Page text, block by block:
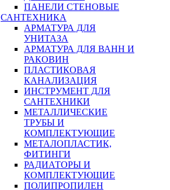
ПАНЕЛИ СТЕНОВЫЕ
САНТЕХНИКА
АРМАТУРА ДЛЯ
УНИТАЗА
АРМАТУРА ДЛЯ ВАНН И
РАКОВИН
ПЛАСТИКОВАЯ
КАНАЛИЗАЦИЯ
ИНСТРУМЕНТ ДЛЯ
САНТЕХНИКИ
МЕТАЛЛИЧЕСКИЕ
ТРУБЫ И
КОМПЛЕКТУЮЩИЕ
МЕТАЛОПЛАСТИК,
ФИТИНГИ
РАДИАТОРЫ И
КОМПЛЕКТУЮЩИЕ
ПОЛИПРОПИЛЕН